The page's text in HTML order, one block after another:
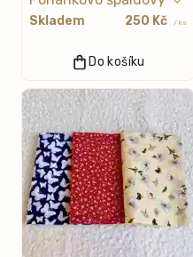
Skladem 250 Kč / ks
Do košíku